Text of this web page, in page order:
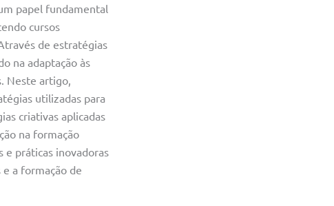
papel fundamental
cursos
de estratégias
na adaptação às
Neste artigo,
utilizadas para
criativas aplicadas
na formação
e práticas inovadoras
a formação de